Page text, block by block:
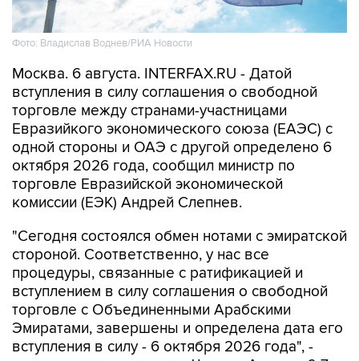
Фото: Владислав Воднев/РИА Новости
Москва. 6 августа. INTERFAX.RU - Датой
вступления в силу соглашения о свободной
торговле между странами-участницами
Евразийкого экономического союза (ЕАЭС) с
одной стороны и ОАЭ с другой определено 6
октября 2026 года, сообщил министр по
торговле Евразийской экономической
комиссии (ЕЭК) Андрей Слепнев.
"Сегодня состоялся обмен нотами с эмиратской
стороной. Соответственно, у нас все
процедуры, связанные с ратификацией и
вступлением в силу соглашения о свободной
торговле с Объединенными Арабскими
Эмиратами, завершены и определена дата его
вступления в силу - 6 октября 2026 года", -